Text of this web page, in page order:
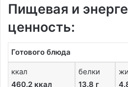
Пищевая и
ценность:
Готового блюда
ккал
460.2 ккал
белки
13.8 г